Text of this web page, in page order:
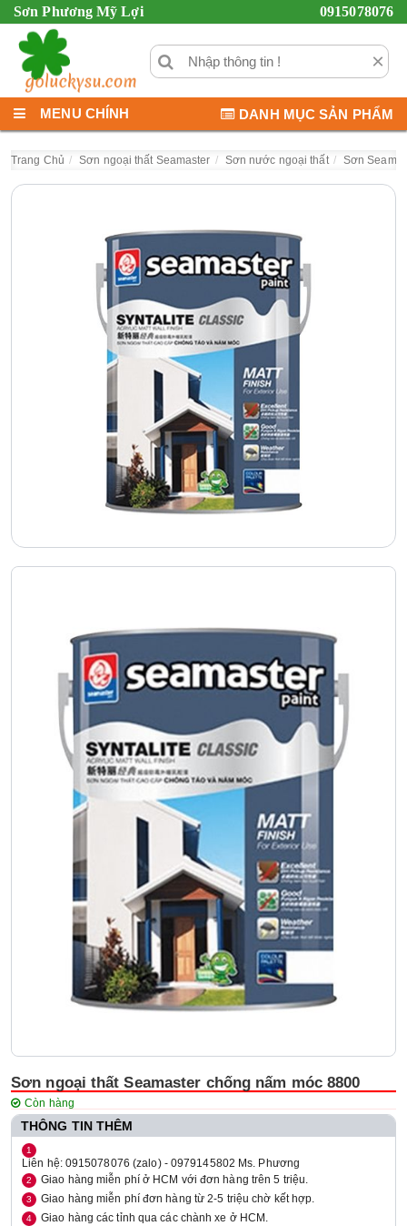
Sơn Phương Mỹ Lợi 0915078076
×
MENU CHÍNH DANH MỤC SẢN PHẨM
Trang Chủ Sơn ngoại thất Seamaster Sơn nước ngoại thất Sơn
Sơn ngoại thất Seamaster chống nấm móc 8800
Còn hàng
THÔNG TIN THÊM
Liên hệ: 0915078076 (zalo) - 0979145802 Ms. Phương
Giao hàng miễn phí ở HCM với đơn hàng trên 5 triệu.
Giao hàng miễn phí đơn hàng từ 2-5 triệu chờ kết hợp.
Giao hàng các tỉnh qua các chành xe ở HCM.